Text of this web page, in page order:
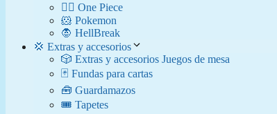
🏴‍☠️ One Piece
🐹 Pokemon
🧛​ HellBreak
💢 Extras y accesorios
🎲 Extras y accesorios Juegos de mesa
🃏 Fundas para cartas
🧰 Guardamazos
🎟️ Tapetes